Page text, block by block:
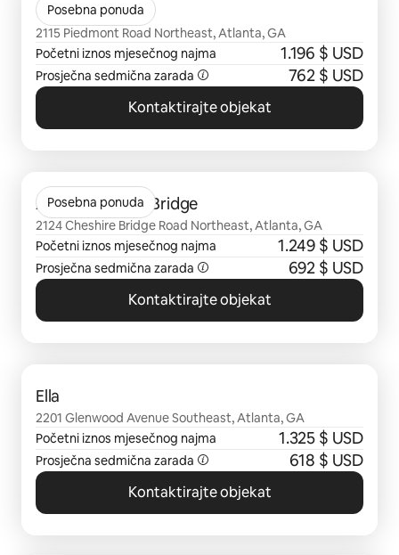
Posebna ponuda
Optimist lofts
2115 Piedmont Road Northeast, Atlanta, GA
Početni iznos mjesečnog najma
1.196 $ USD
Prosječna sedmična zarada 762 $ USD
Kontaktirajte objekat
Posebna ponuda
Avana Cheshire Bridge
2124 Cheshire Bridge Road Northeast, Atlanta, GA
Početni iznos mjesečnog najma
1.249 $ USD
Prosječna sedmična zarada 692 $ USD
Kontaktirajte objekat
Ella
2201 Glenwood Avenue Southeast, Atlanta, GA
Početni iznos mjesečnog najma
1.325 $ USD
Prosječna sedmična zarada 618 $ USD
Kontaktirajte objekat